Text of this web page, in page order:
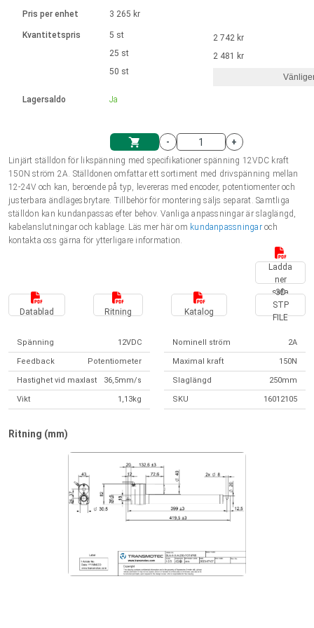
Enhetssystem
Kundkorg
Solenoids
Ø 28-42| 1-1400 rpm | <= 290Ncm
Styrningar borstlösa DC motorer
Styrningar DC motorer
Drivsteg 2-6 A
Synkrona-Asynkrona | för 1-4 ställdon
Synkrona-Asynkrona | för 1-4 ställdon
Français (EUR)
Polski (EUR)
Norsk (NOK)
Suomi (EUR)
Pris per enhet
Kvantitetspris
Lagersaldo
3 265 kr
5 st
25 st
50 st
Ja
2 742 kr
2 481 kr
-
+
Linjärt ställdon för likspänning med specifikationer spänning 12VDC kraft
150N ström 2A. Ställdonen omfattar ett sortiment med drivspänning mellan
12-24V och kan, beroende på typ, levereras med encoder, potentiomenter och
justerbara ändlägesbrytare. Tillbehör för montering säljs separat. Samtliga
ställdon kan kundanpassas efter behov. Vanliga anpassningar är slaglängd,
kabelanslutningar och kablage. Läs mer här om kundanpassningaroch
kontakta oss gärna för ytterligare information.
Ladda
ner
sida
Datablad
Ritning Katalog
3D
STP
FILE
Spänning 12VDC Nominell ström 2A
Feedback Potentiometer Maximal kraft 150N
Hastighet vid maxlast 36,5mm/s Slaglängd 250mm
Vikt 1,13kg SKU 16012105
Ritning (mm)